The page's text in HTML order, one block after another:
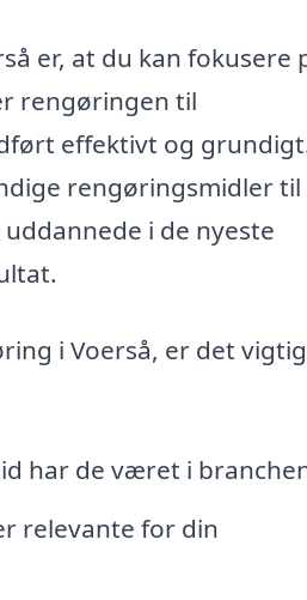
er, at du kan fokusere
rengøringen til
effektivt og
rengøringsmidler til
i de nyeste
i Voerså, er det
har de været i
relevante for din